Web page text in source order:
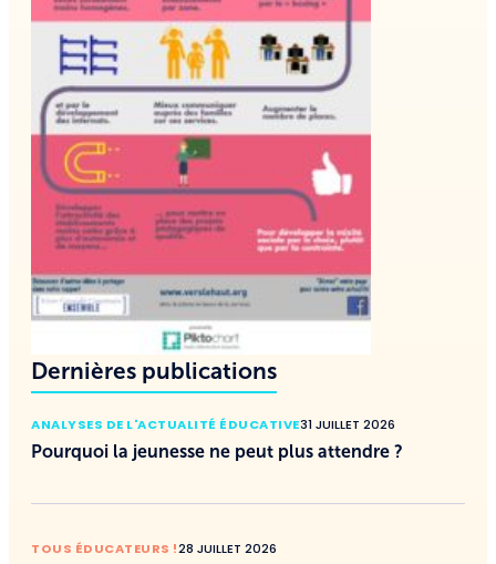
Dernières publications
ANALYSES DE L'ACTUALITÉ ÉDUCATIVE31 JUILLET 2026
Pourquoi la jeunesse ne peut plus attendre ?
TOUS ÉDUCATEURS !28 JUILLET 2026